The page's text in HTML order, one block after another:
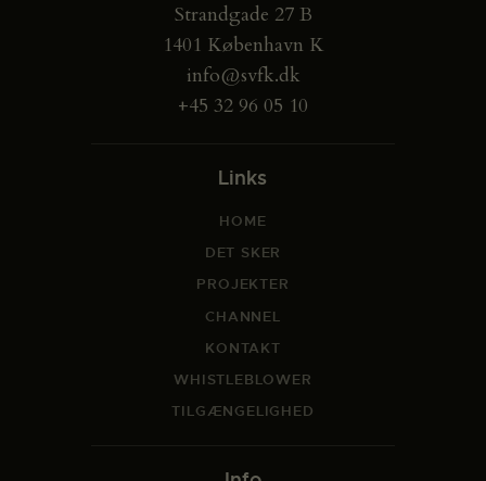
Strandgade 27 B
1401 København K
info@svfk.dk
+45 32 96 05 10
Links
HOME
DET SKER
PROJEKTER
CHANNEL
KONTAKT
WHISTLEBLOWER
TILGÆNGELIGHED